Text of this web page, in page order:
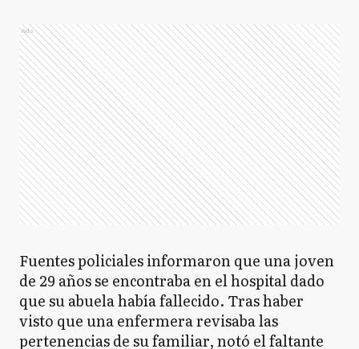
Ads
Fuentes policiales informaron que una joven
de 29 años se encontraba en el hospital dado
que su abuela había fallecido. Tras haber
visto que una enfermera revisaba las
pertenencias de su familiar, notó el faltante